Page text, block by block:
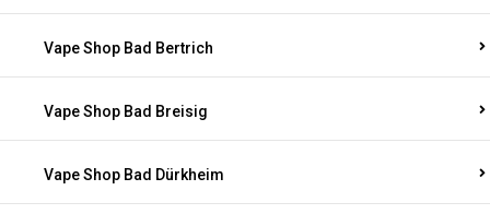
Vape Shop Bad Bertrich
Vape Shop Bad Breisig
Vape Shop Bad Dürkheim